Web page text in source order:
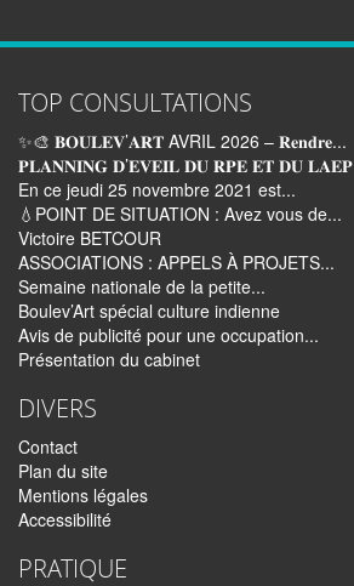
TOP CONSULTATIONS
✨🎨 𝐁𝐎𝐔𝐋𝐄𝐕’𝐀𝐑𝐓 AVRIL 2026 – 𝐑𝐞𝐧𝐝𝐫𝐞...
𝐏𝐋𝐀𝐍𝐍𝐈𝐍𝐆 𝐃’𝐄𝐕𝐄𝐈𝐋 𝐃𝐔 𝐑𝐏𝐄 𝐄𝐓 𝐃𝐔 𝐋𝐀𝐄𝐏
En ce jeudi 25 novembre 2021 est...
💧POINT DE SITUATION : Avez vous de...
Victoire BETCOUR
ASSOCIATIONS : APPELS À PROJETS...
Semaine nationale de la petite...
Boulev’Art spécial culture indienne
Avis de publicité pour une occupation...
Présentation du cabinet
DIVERS
Contact
Plan du site
Mentions légales
Accessibilité
PRATIQUE